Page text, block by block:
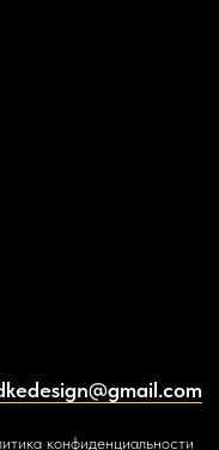
конфиденциальности